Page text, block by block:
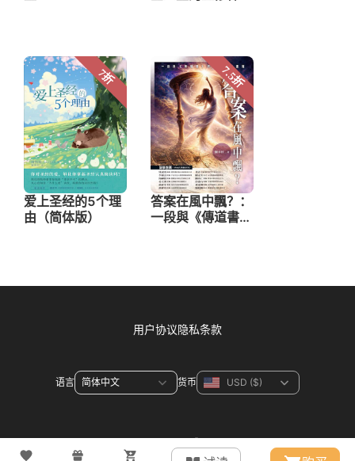
用户协议隐私条款
语言 货币